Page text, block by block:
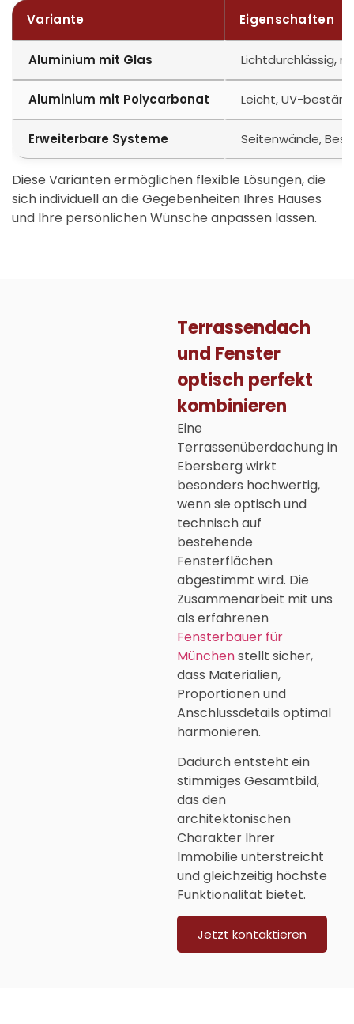
Variante Eigenschaften
Aluminium mit Glas Lichtdurchlässig,
Aluminium mit Polycarbonat Leicht, UV-
Erweiterbare Systeme Seitenwände,
Diese Varianten ermöglichen flexible Lösungen, die
sich individuell an die Gegebenheiten Ihres Hauses
und Ihre persönlichen Wünsche anpassen lassen.
Terrassendach
und Fenster
optisch perfekt
kombinieren
Eine
Terrassenüberdachung in
Ebersbergwirkt
besonders hochwertig,
wenn sie optisch und
technisch auf
bestehende
Fensterflächen
abgestimmt wird. Die
Zusammenarbeit mit uns
als erfahrenen
Fensterbauer für
Münchenstellt sicher,
dass Materialien,
Proportionen und
Anschlussdetails optimal
harmonieren.
Dadurch entsteht ein
stimmiges Gesamtbild,
das den
architektonischen
Charakter Ihrer
Immobilie unterstreicht
und gleichzeitig höchste
Funktionalität bietet.
Jetzt kontaktieren